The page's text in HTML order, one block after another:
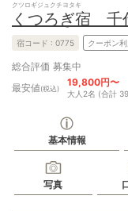
クツロギジュクチヨタキ
くつろぎ宿 千
宿コード : 0775 クーポン
総合評価 募集中
最安値(税込)
19,800円〜
大人2名 (合計
基本情報
写真